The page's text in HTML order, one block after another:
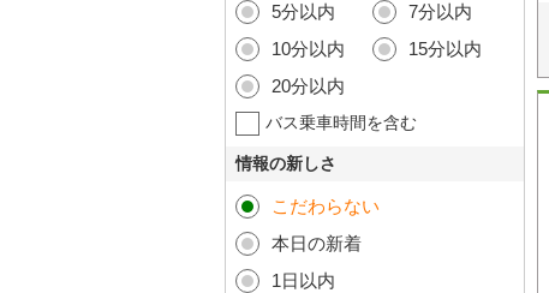
5分以内
7分以内
10分以内
15分以内
20分以内
バス乗車時間を含む
情報の新しさ
こだわらない
本日の新着
1日以内